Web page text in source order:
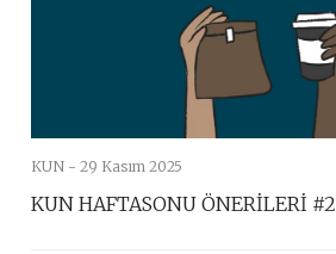
KUN - 29 Kasım 2025
KUN HAFTASONU ÖNERİLERİ #2